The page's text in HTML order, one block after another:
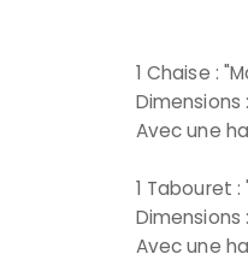
1 Chaise :
Dimensions
Avec une
1 Tabouret :
Dimensions
Avec une